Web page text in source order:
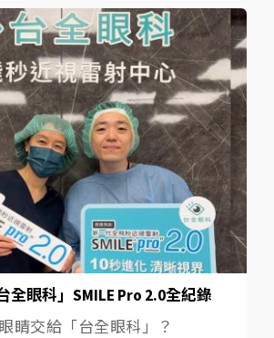
全眼科」SMILE Pro 2.0全紀錄
睛交給「台全眼科」？